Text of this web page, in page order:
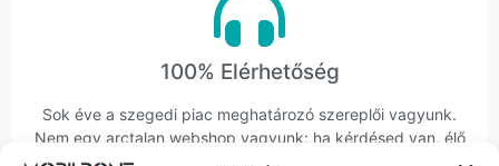
100% Elérhetőség
Sok éve a szegedi piac meghatározó szereplői vagyunk.
Nem egy arctalan webshop vagyunk: ha kérdésed van, élő
ember veszi fel a telefont, és személyesen is megtalálsz